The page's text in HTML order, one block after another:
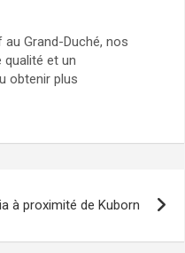
au Grand-Duché, nos
et un
obtenir plus
à proximité de Kuborn